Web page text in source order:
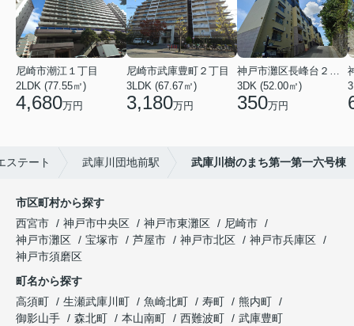
尼崎市潮江１丁目
2LDK (77.55㎡)
4,680万円
尼崎市武庫豊町２丁目
3LDK (67.67㎡)
3,180万円
神戸市灘区長峰台２丁目
3DK (52.00㎡)
350万円
ステート 武庫川団地前駅 武庫川樹のまち第一第一六号棟
市区町村から探す
西宮市
神戸市中央区 神戸市東灘区
尼崎市
神戸市灘区
宝塚市 芦屋市 神戸市北区
神戸市兵庫区
神戸市須磨区
町名から探す
高須町
生瀬武庫川町 魚崎北町 寿町
熊内町
御影山手
森北町 本山南町 西難波町
武庫豊町